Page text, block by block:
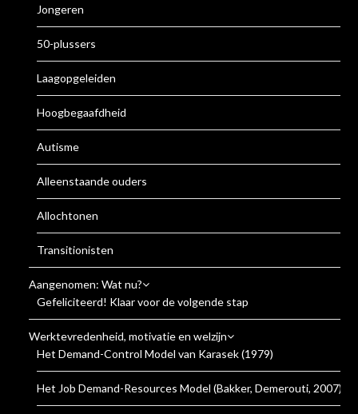
Jongeren
50-plussers
Laagopgeleiden
Hoogbegaafdheid
Autisme
Alleenstaande ouders
Allochtonen
Transitionisten
Aangenomen: Wat nu?
Gefeliciteerd! Klaar voor de volgende stap
Werktevredenheid, motivatie en welzijn
Het Demand-Control Model van Karasek (1979)
Het Job Demand-Resources Model (Bakker, Demerouti, 2007)